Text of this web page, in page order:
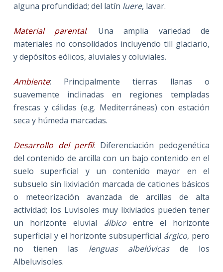
alguna profundidad; del latín luere, lavar.
Material parental: Una amplia variedad de
materiales no consolidados incluyendo till glaciario,
y depósitos eólicos, aluviales y coluviales.
Ambiente: Principalmente tierras llanas o
suavemente inclinadas en regiones templadas
frescas y cálidas (e.g. Mediterráneas) con estación
seca y húmeda marcadas.
Desarrollo del perfil: Diferenciación pedogenética
del contenido de arcilla con un bajo contenido en el
suelo superficial y un contenido mayor en el
subsuelo sin lixiviación marcada de cationes básicos
o meteorización avanzada de arcillas de alta
actividad; los Luvisoles muy lixiviados pueden tener
un horizonte eluvial álbicoentre el horizonte
superficial y el horizonte subsuperficial árgico, pero
no tienen las lenguas albelúvicasde los
Albeluvisoles.